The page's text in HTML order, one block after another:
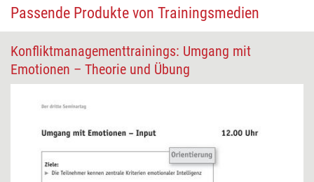
Passende Produkte von Trainingsmedien
Konfliktmanagementtrainings: Umgang mit
Emotionen – Theorie und Übung